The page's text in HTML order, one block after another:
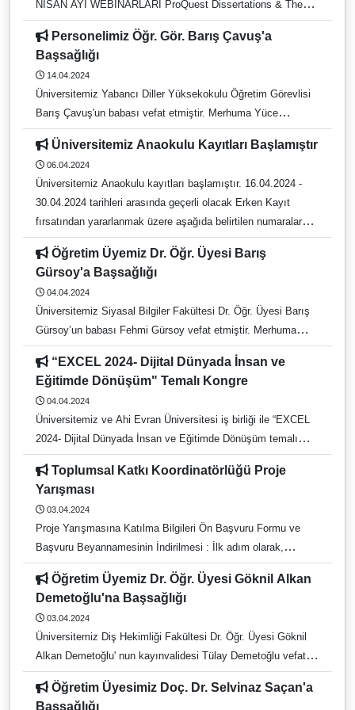
NİSAN AYI WEBİNARLARI ProQuest Dissertations & Theses
Veritabanında Literatür Tarama ve Araştırma İpuçları
18/04/2024, Perşembe 14:00 60 dk Kayıt linki:
https://clarivatesupport.webex.com/weblink/register/rffe7794c
7f2ef6a83f479584bf1fedc0 Tez Yazımını Destekleyen
ProQuest Yazar Çalıştayı-Tüm Araştırmacılar İçin
19/04/2024, Cuma 14:00 70 dk Kayıt linki:
https://clarivatesupport.webex.com/weblink/register/ra945e65
stratejinizi geliştirmek için Clarivate çözümleri 24/04/2024,
of Science Core Collection,Publisher Portal and Recent
Updates to the Journal Citation Reports 25/04/2024,
Perşembe 11:00 60 dk Kayıt linki:
https://clarivatesupport.webex.com/weblink/register/r65e4d7b
1ce324a5d415e2e2bc2ff7b7c Web of Science Core Collection
kullanarak güvenle araştırma yapın! 26/04/2024, Cuma 11:00
60 dk Kayıt linki:
https://clarivatesupport.webex.com/weblink/register/rf0335536
a71078ff418c6aeef1584484 Kütüphane ve Dokümantasyon
Daire Başkanlığı Recep Tayyip Erdoğan Engelli Dostu
Kütüphanesi Web: https://kutuphane.adu.edu.tr E-posta:
Başsağlığı
14.04.2024
Üniversitemiz Yabancı Diller Yüksekokulu Öğretim Görevlisi
Barış Çavuş'un babası vefat etmiştir. Merhuma Yüce
Allah'tan rahmet; ailesine, yakınları ve sevenlerine başsağlığı
ve sabır dileriz.
Üniversitemiz Anaokulu Kayıtları Başlamıştır
06.04.2024
Üniversitemiz Anaokulu kayıtları başlamıştır. 16.04.2024 -
30.04.2024 tarihleri arasında geçerli olacak Erken Kayıt
fırsatından yararlanmak üzere aşağıda belirtilen numaralardan
iletişime geçebilirsiniz. Kontenjan sınırlıdır. İletişim: 0256 220
2782 - 0256 220 2783
Gürsoy'a Başsağlığı
04.04.2024
Üniversitemiz Siyasal Bilgiler Fakültesi Dr. Öğr. Üyesi Barış
Gürsoy’un babası Fehmi Gürsoy vefat etmiştir. Merhuma
yüce Allah’tan rahmet yakınlarına, ailesine başsağlığı ve
sabır dileriz.
Eğitimde Dönüşüm" Temalı Kongre
04.04.2024
Üniversitemiz ve Ahi Evran Üniversitesi iş birliği ile “EXCEL
2024- Dijital Dünyada İnsan ve Eğitimde Dönüşüm temalı
kongre 24-26 Mayıs 2024 tarihinde çevrim içi olarak
Üniversitemiz Eğitim Bilimleri Bölümü Eğitim Yönetimi Ana
Bilim Dalı Öğr. Üyesi Prof. Dr. Erkan Kıral’ın kongre
başkanlığında gerçekleşecektir. Kongreye ilişkin bilgilere:
https://https://iexcel.org.tr/ adresinden ulaşabilirsiniz.
Yarışması
03.04.2024
Proje Yarışmasına Katılma Bilgileri Ön Başvuru Formu ve
Başvuru Beyannamesinin İndirilmesi : İlk adım olarak,
yarışmaya başvurmak isteyen katılımcıların Üniversite
Öğrencileri Toplumsal Katkı Proje Yarışması Proje Ön
Başvuru Formu ve Proje Başvuru Beyannamesi
dokümanlarını indirmeleri gerekmektedir. Bu dokümanlar,
projenin ön değerlendirme ve resmi başvuru süreçlerinde
gereklidir. Dokümanların Doldurulması : İndirdiğiniz her iki
dokümanı dikkatlice doldurunuz. Ön başvuru formunda proje
ile ilgili temel bilgileri, Başvuru Beyannamesinde ise
Demetoğlu'na Başsağlığı
03.04.2024
Üniversitemiz Diş Hekimliği Fakültesi Dr. Öğr. Üyesi Göknil
Alkan Demetoğlu' nun kayınvalidesi Tülay Demetoğlu vefat
etmiştir. Merhumeye Yüce Allah’tan rahmet; yakınlarına,
ailesine başsağlığı ve sabır dileriz.
Başsağlığı